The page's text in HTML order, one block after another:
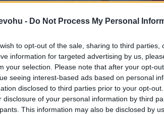
- Do Not Process My Personal
to opt-out of the sale, sharing to third
information for targeted advertising by us,
your selection. Please note that after your opt-
seeing interest-based ads based on personal
disclosed to third parties prior to your opt-
disclosure of your personal information by third
This information may also be disclosed by
kézműves foglalkozások és salsa-bemutatók,
is van egészen modern vonulata, a l
végig is ettem az Ikarus-ban,itt van